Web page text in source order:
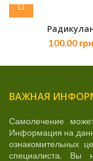
100.00 грн
ВАЖНАЯ
Самолечение
Информация на
ознакомительных
специалиста. Вы